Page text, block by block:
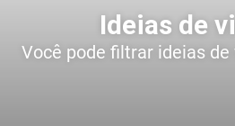
Ideias de
Você pode filtrar ideias